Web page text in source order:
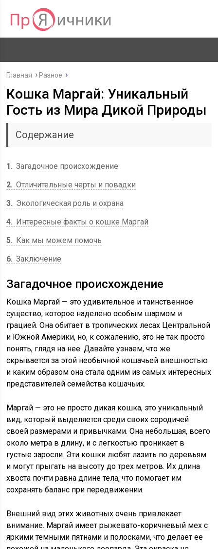
Главная Разное
Кошка Маргай: Уникальный
Гость из Мира Дикой Природы
Содержание
1
Загадочное происхождение
2 Отличительные черты и повадки
3
Экологическая роль и охрана
4
Интересные факты о кошке Маргай
5
Как мы можем помочь
6 Заключение
Загадочное происхождение
Кошка Маргай — это удивительное и таинственное
существо, которое наделено особым шармом и
грацией. Она обитает в тропических лесах Центральной
и Южной Америки, но, к сожалению, это не так просто
понять, глядя на нее. Давайте узнаем, что же
скрывается за этой необычной кошачьей внешностью
и каким образом она стала одним из самых интересных
представителей семейства кошачьих.
Маргай — это не просто дикая кошка, это уникальный
вид, который выделяется среди своих сородичей
своей размерами и привычками. Она небольшая, всего
около метра в длину, и с легкостью проникает в
густые заросли. Эти кошки любят лазить по деревьям
и могут прыгать на высоту до трех метров. Их длина
хвоста почти равна длине тела, что помогает им
сохранять баланс при передвижении.
Внешний вид этих животных очень привлекает
внимание. Маргай имеет рыжевато-коричневый мех с
яркими темными пятнами и полосками, что делает ее